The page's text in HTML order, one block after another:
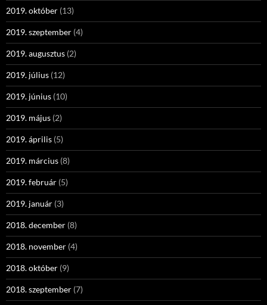
2019. október (13)
2019. szeptember (4)
2019. augusztus (2)
2019. július (12)
2019. június (10)
2019. május (2)
2019. április (5)
2019. március (8)
2019. február (5)
2019. január (3)
2018. december (8)
2018. november (4)
2018. október (9)
2018. szeptember (7)